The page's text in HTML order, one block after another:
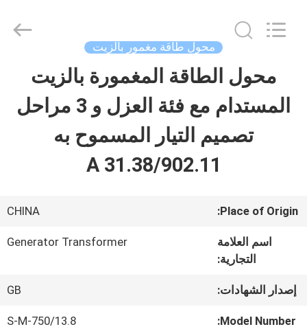
الصفحة
الرئيسية
عرض
الواقع
الافتراضي
معلومات
Tianan
(Group)
محول طاقة مغمور بالزيت
محول الطاقة المغمورة بالزيت
المستدام مع فئة العزل و 3 مراحل
تصميم التيار المسموح به
31.38/902.11 A
Place of Origin:
CHINA
اسم العلامة
التجارية:
Generator Transformer
إصدار الشهادات: GB
Model Number:
S-M-750/13.8